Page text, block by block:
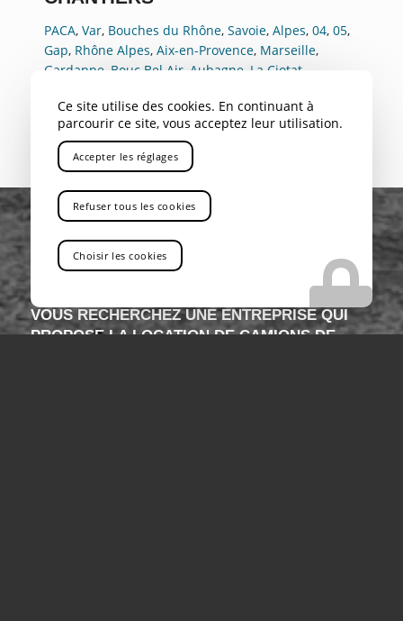
PACA, Var, Bouches du Rhône, Savoie, Alpes, 04, 05,
Gap, Rhône Alpes, Aix-en-Provence, Marseille,
Gardanne, Bouc Bel Air, Aubagne, La Ciotat,
VOUS RECHERCHEZ UNE ENTREPRISE QUI
PROPOSE LA LOCATION DE CAMIONS DE
Ce site utilise des cookies. En continuant à
parcourir ce site, vous acceptez leur utilisation.
Accepter les réglages
Refuser tous les cookies
Choisir les cookies